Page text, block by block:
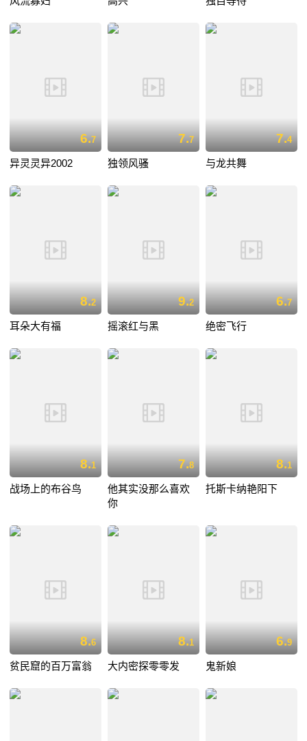
6.7
异灵灵异2002
7.7
独领风骚
7.4
与龙共舞
8.2
耳朵大有福
9.2
摇滚红与黑
6.7
绝密飞行
8.1
战场上的布谷鸟
7.8
他其实没那么喜欢
你
8.1
托斯卡纳艳阳下
8.6
贫民窟的百万富翁
8.1
大内密探零零发
6.9
鬼新娘